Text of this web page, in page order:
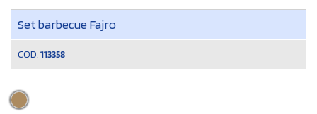
Set barbecue Fajro
COD. 113358